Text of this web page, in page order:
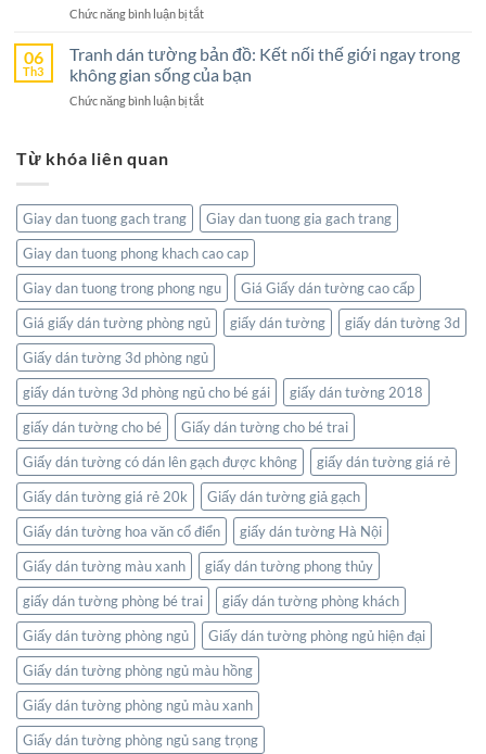
Sống
Không
Gian
Sống
Hồ
Sức
Hút
Chức năng bình luận bị tắtở
Dán
Tường
Hóa:
Thiên
Nhiên
06
Th3
Tranh dán tường bản đồ: Kết nối thế giới ngay trong
không gian sống của bạn
Chức năng bình luận bị tắtở
Kết
nối
giới
ngay
trong
không
gian
sống
của
bạn
Từ khóa liên quan
Giay dan tuong gach trang
Giay dan tuong gia gach trang
Giay dan tuong phong khach cao cap
Giay dan tuong trong phong ngu
Giá Giấy dán tường cao cấp
Giá giấy dán tường phòng ngủ
giấy dán tường
giấy dán tường 3d
Giấy dán tường 3d phòng ngủ
giấy dán tường 3d phòng ngủ cho bé gái
giấy dán tường 2018
giấy dán tường cho bé
Giấy dán tường cho bé trai
Giấy dán tường có dán lên gạch được không
giấy dán tường giá rẻ
Giấy dán tường giá rẻ 20k
Giấy dán tường giả gạch
Giấy dán tường hoa văn cổ điển
giấy dán tường Hà Nội
Giấy dán tường màu xanh
giấy dán tường phong thủy
giấy dán tường phòng bé trai
giấy dán tường phòng khách
Giấy dán tường phòng ngủ
Giấy dán tường phòng ngủ hiện đại
Giấy dán tường phòng ngủ màu hồng
Giấy dán tường phòng ngủ màu xanh
Giấy dán tường phòng ngủ sang trọng